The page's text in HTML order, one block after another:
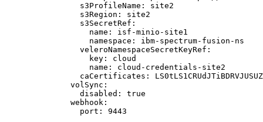
      s3ProfileName: site2
      s3Region: site2
      s3SecretRef:
        name: isf-minio-site1
        namespace: ibm-spectrum-fusion-ns
      veleroNamespaceSecretKeyRef:
        key: cloud
        name: cloud-credentials-site2
caCertificates:
    volSync:
      disabled: true
    webhook: